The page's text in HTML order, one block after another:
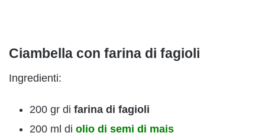
Ciambella con farina di fagioli
Ingredienti:
200 gr di farina di fagioli
200 ml di olio di semi di mais